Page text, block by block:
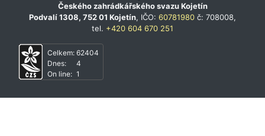
Českého zahrádkářského svazu Kojetín
Podvalí 1308, 752 01 Kojetín, IČO: 60781980 č: 708008,
tel. +420 604 670 251
Celkem:
Dnes:
On line:
62404
4
1